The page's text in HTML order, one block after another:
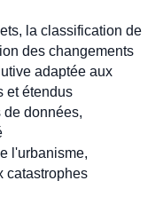
la classification de
des changements
adaptée aux
et étendus
de données,
l'urbanisme,
catastrophes